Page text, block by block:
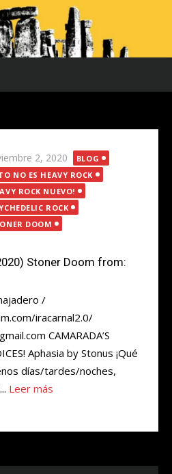
2, 2020
BLOG
NO ES HEAVY ROCK
ROCK NUEVO!
ROCK
DOOM
Stoner Doom from:
/
iracarnal2.0/
CAMARADA’S
Aphasia by Stonus ¡Qué
días/tardes/noches,
Leer más